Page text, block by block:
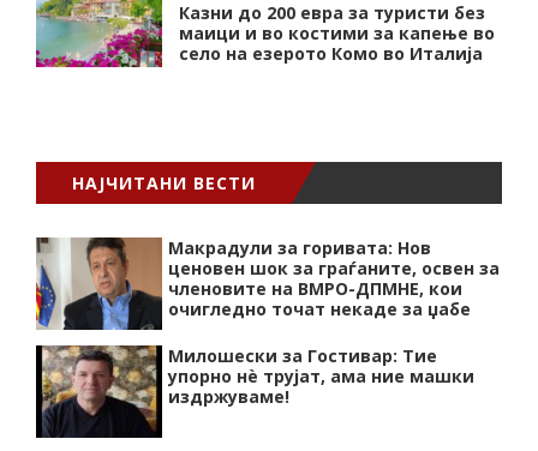
Казни до 200 евра за туристи без
маици и во костими за капење во
село на езерото Комо во Италија
НАЈЧИТАНИ ВЕСТИ
Макрадули за горивата: Нов
ценовен шок за граѓаните, освен за
членовите на ВМРО-ДПМНЕ, кои
очигледно точат некаде за џабе
Милошески за Гостивар: Тие
упорно нѐ трујат, ама ние машки
издржуваме!